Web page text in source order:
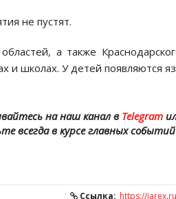
не пустят.
а также
и школах. У детей появляются
на наш канал вTelegram
всегда в курсе главных
Ссылка: https://